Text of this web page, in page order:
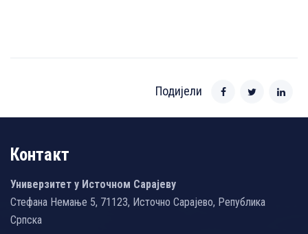
Подијели
Контакт
Универзитет у Источном Сарајеву
Стефана Немање 5, 71123, Источно Сарајево, Република
Српска